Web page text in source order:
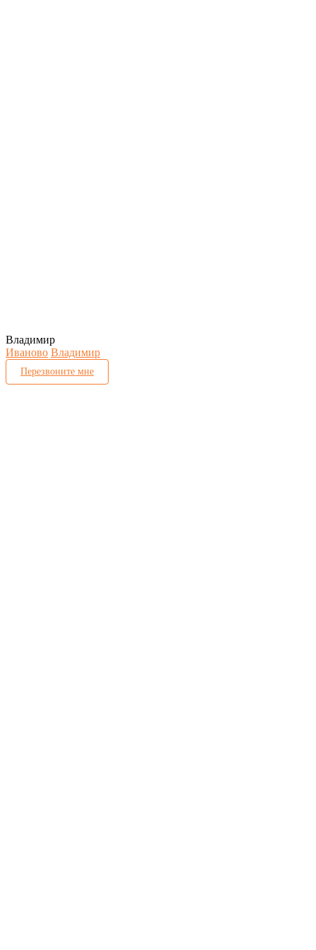
Владимир
Иваново Владимир
Перезвоните мне